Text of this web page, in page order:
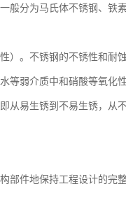
般分为马氏体不锈钢、铁素
）。不锈钢的不锈性和耐
等弱介质中和硝酸等氧化
从易生锈到不易生锈，从
部件地保持工程设计的完